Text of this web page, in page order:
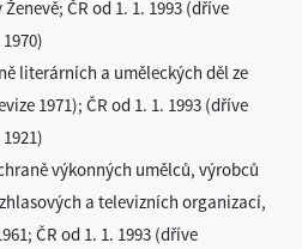
ČR od 1. 1. 1993 (dříve
literárních a uměleckých děl ze
1971); ČR od 1. 1. 1993 (dříve
výkonných umělců, výrobců
a televizních organizací,
ČR od 1. 1. 1993 (dříve